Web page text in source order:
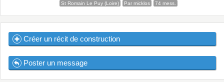
St Romain Le Puy (Loire) Par micklos 74 mess.
Créer un récit de construction
Poster un message